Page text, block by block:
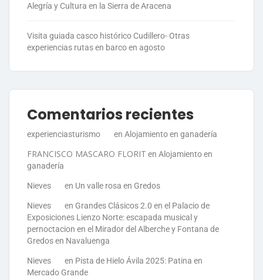
Alegría y Cultura en la Sierra de Aracena
Visita guiada casco histórico Cudillero- Otras
experiencias rutas en barco en agosto
Comentarios recientes
experienciasturismo en Alojamiento en ganadería
FRANCISCO MASCARO FLORIT en Alojamiento en
ganadería
Nieves en Un valle rosa en Gredos
Nieves en Grandes Clásicos 2.0 en el Palacio de
Exposiciones Lienzo Norte: escapada musical y
pernoctacion en el Mirador del Alberche y Fontana de
Gredos en Navaluenga
Nieves en Pista de Hielo Ávila 2025: Patina en
Mercado Grande